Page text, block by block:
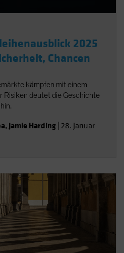
2025
Chancen
kämpfen mit einem
Risiken deutet die Geschichte
, Jamie Harding 28. Januar